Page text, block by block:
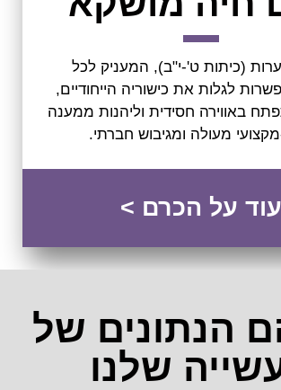
(כיתות ט'-י"ב), המעניק לכל
לגלות את כישוריה הייחודיים,
באווירה חסידית וליהנות ממענה
מעולה ומגיבוש חברתי.
עוד על הכרם >
הנתונים של
שלנו